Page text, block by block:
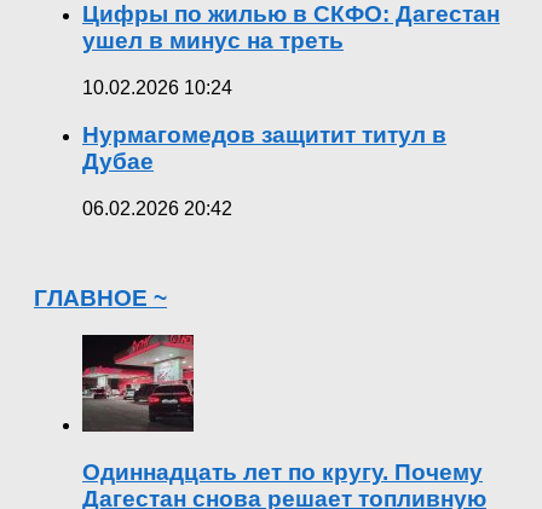
Цифры по жилью в СКФО: Дагестан
ушел в минус на треть
10.02.2026 10:24
Нурмагомедов защитит титул в
Дубае
06.02.2026 20:42
ГЛАВНОЕ ~
Одиннадцать лет по кругу. Почему
Дагестан снова решает топливную